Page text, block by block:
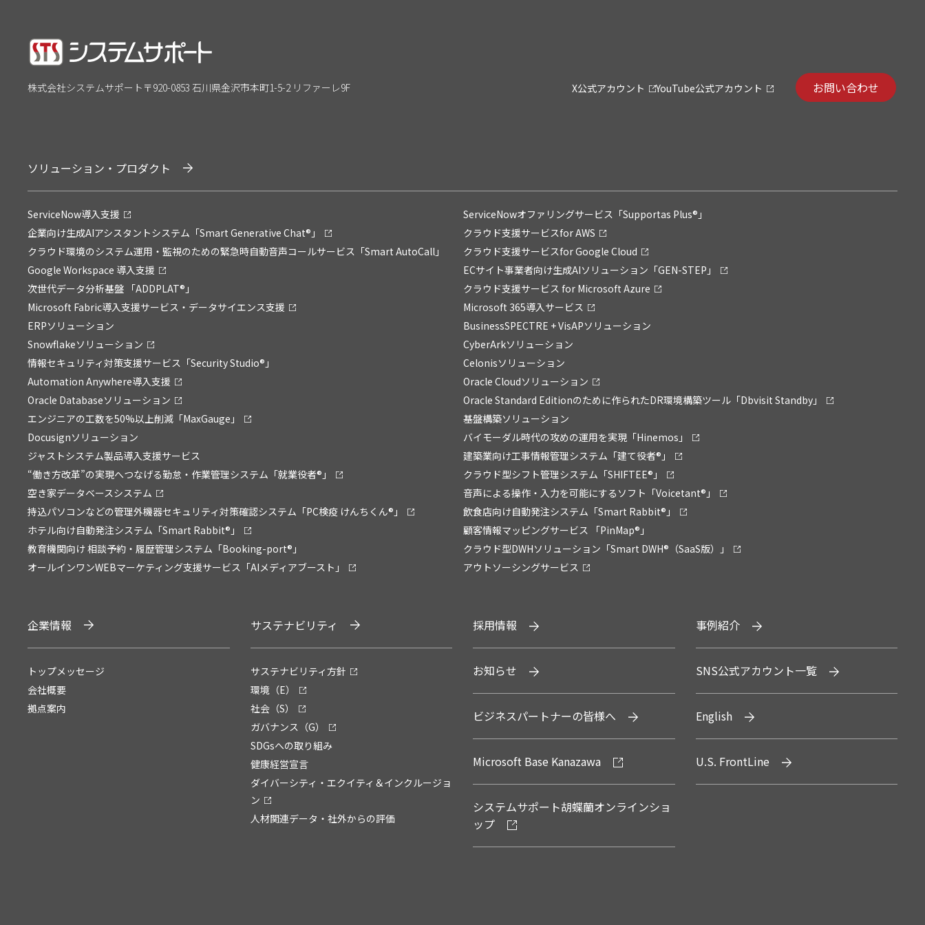
株式会社システムサポート 〒920-0853 石川県金沢市本町1-5-2 リファーレ9F X公式アカウント YouTube公式アカウント お問い合わせ
ソリューション・プロダクト
ServiceNow導入支援
ServiceNowオファリングサービス「Supportas Plus®」
企業向け生成AIアシスタントシステム「Smart Generative Chat®」
クラウド支援サービスfor AWS
クラウド環境のシステム運用・監視のための緊急時自動音声コールサービス「Smart AutoCall」
クラウド支援サービスfor Google Cloud
Google Workspace 導入支援
ECサイト事業者向け生成AIソリューション「GEN-STEP」
次世代データ分析基盤 「ADDPLAT®」
クラウド支援サービス for Microsoft Azure
Microsoft Fabric導入支援サービス・データサイエンス支援
Microsoft 365導入サービス
ERPソリューション
BusinessSPECTRE + VisAPソリューション
Snowflakeソリューション
CyberArkソリューション
情報セキュリティ対策支援サービス「Security Studio®」
Celonisソリューション
Automation Anywhere導入支援
Oracle Cloudソリューション
Oracle Databaseソリューション
Oracle Standard Editionのために作られたDR環境構築ツール「Dbvisit Standby」
エンジニアの工数を50%以上削減「MaxGauge」
基盤構築ソリューション
Docusignソリューション
バイモーダル時代の攻めの運用を実現「Hinemos」
ジャストシステム製品導入支援サービス
建築業向け工事情報管理システム「建て役者®」
“働き方改革”の実現へつなげる勤怠・作業管理システム「就業役者®」
クラウド型シフト管理システム「SHIFTEE®」
空き家データベースシステム
音声による操作・入力を可能にするソフト「Voicetant®」
持込パソコンなどの管理外機器セキュリティ対策確認システム「PC検疫 けんちくん®」
飲食店向け自動発注システム「Smart Rabbit®」
ホテル向け自動発注システム「Smart Rabbit®」
顧客情報マッピングサービス 「PinMap®」
教育機関向け 相談予約・履歴管理システム「Booking-port®」
クラウド型DWHソリューション「Smart DWH®（SaaS版）」
オールインワンWEBマーケティング支援サービス「AIメディアブースト」
アウトソーシングサービス
企業情報
トップメッセージ
会社概要
拠点案内
サステナビリティ
サステナビリティ方針
環境（E）
社会（S）
ガバナンス（G）
SDGsへの取り組み
健康経営宣言
ダイバーシティ・エクイティ＆インクルージョ
ン
人材関連データ・社外からの評価
採用情報
お知らせ
ビジネスパートナーの皆様へ
Microsoft Base Kanazawa
システムサポート胡蝶蘭オンラインショ
ップ
事例紹介
SNS公式アカウント一覧
English
U.S. FrontLine